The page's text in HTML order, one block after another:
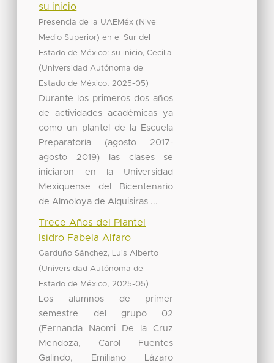
su inicio
Presencia de la UAEMéx (Nivel
Medio Superior) en el Sur del
Estado de México: su inicio, Cecilia
(Universidad Autónoma del
Estado de México, 2025-05)
Durante los primeros dos años
de actividades académicas ya
como un plantel de la Escuela
Preparatoria (agosto 2017-
agosto 2019) las clases se
iniciaron en la Universidad
Mexiquense del Bicentenario
de Almoloya de Alquisiras ...
Trece Años del Plantel
Isidro Fabela Alfaro
Garduño Sánchez, Luis Alberto
(Universidad Autónoma del
Estado de México, 2025-05)
Los alumnos de primer
semestre del grupo 02
(Fernanda Naomi De la Cruz
Mendoza, Carol Fuentes
Galindo, Emiliano Lázaro